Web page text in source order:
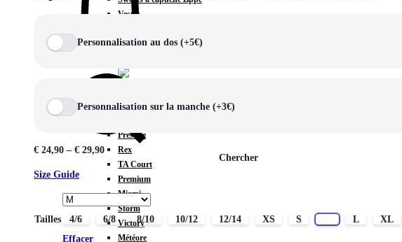
Vestes
Prestige
Rex
TA Court
Premium
Miami
Storm
Victory
Météore
Chercher
Personnalisation au dos (+5€)
Personnalisation sur la manche (+3€)
€ 24,90 – € 29,90
Size Guide
Tailles 4/6 6/8 8/10 10/12 12/14 XS S L XL
Effacer